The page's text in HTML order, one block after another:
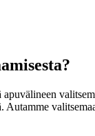
Autamme